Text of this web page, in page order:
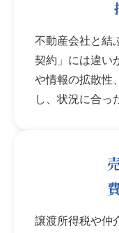
不動産会社と結
契約」には違い
や情報の拡散性
し、状況に合っ
譲渡所得税や仲